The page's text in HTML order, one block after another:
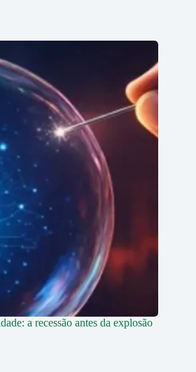
a recessão antes da explosão